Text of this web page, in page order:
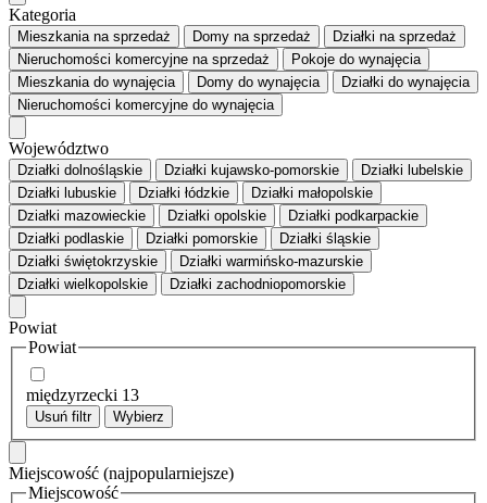
Kategoria
Mieszkaniana sprzedaż Domy na sprzedaż Działki na sprzedaż
Nieruchomości komercyjne na sprzedaż Pokoje do wynajęcia
Mieszkaniado wynajęcia Domy do wynajęcia Działki do wynajęcia
Nieruchomości komercyjne do wynajęcia
Województwo
Działki dolnośląskie Działki kujawsko-pomorskie
Działki lubelskie
Działki lubuskie
Działki łódzkie
Działki małopolskie
Działki mazowieckie
Działki opolskie
Działki podkarpackie
Działki podlaskie
Działki pomorskie
Działki śląskie
Działki świętokrzyskie
Działki warmińsko-mazurskie
Działki wielkopolskie
Działki zachodniopomorskie
Powiat
Powiat
międzyrzecki 13
Usuń filtr Wybierz
Miejscowość (najpopularniejsze)
Miejscowość